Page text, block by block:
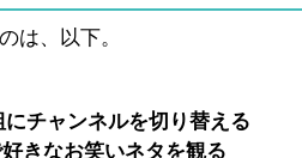
は、以下。
チャンネルを切り替える
きなお笑いネタを観る